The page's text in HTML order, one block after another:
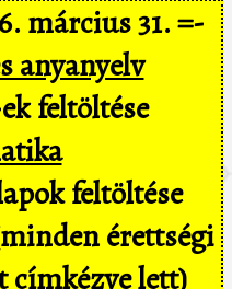
március 31. =-
anyanyelv
feltöltése
feltöltése
érettségi
címkézve lett)